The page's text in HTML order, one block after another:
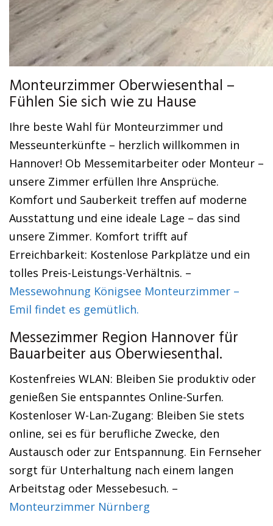
Monteurzimmer Oberwiesenthal –
Fühlen Sie sich wie zu Hause
Ihre beste Wahl für Monteurzimmer und
Messeunterkünfte – herzlich willkommen in
Hannover! Ob Messemitarbeiter oder Monteur –
unsere Zimmer erfüllen Ihre Ansprüche.
Komfort und Sauberkeit treffen auf moderne
Ausstattung und eine ideale Lage – das sind
unsere Zimmer. Komfort trifft auf
Erreichbarkeit: Kostenlose Parkplätze und ein
tolles Preis-Leistungs-Verhältnis. –
Messewohnung Königsee Monteurzimmer –
Emil findet es gemütlich.
Messezimmer Region Hannover für
Bauarbeiter aus Oberwiesenthal.
Kostenfreies WLAN: Bleiben Sie produktiv oder
genießen Sie entspanntes Online-Surfen.
Kostenloser W-Lan-Zugang: Bleiben Sie stets
online, sei es für berufliche Zwecke, den
Austausch oder zur Entspannung. Ein Fernseher
sorgt für Unterhaltung nach einem langen
Arbeitstag oder Messebesuch. –
Monteurzimmer Nürnberg